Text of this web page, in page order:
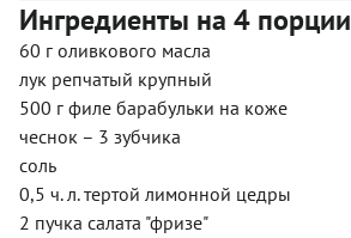
Ингредиенты на 4 порции
60 г оливкового масла
лук репчатый крупный
500 г филе барабульки на коже
чеснок – 3 зубчика
соль
0,5 ч. л. тертой лимонной цедры
2 пучка салата "фризе"